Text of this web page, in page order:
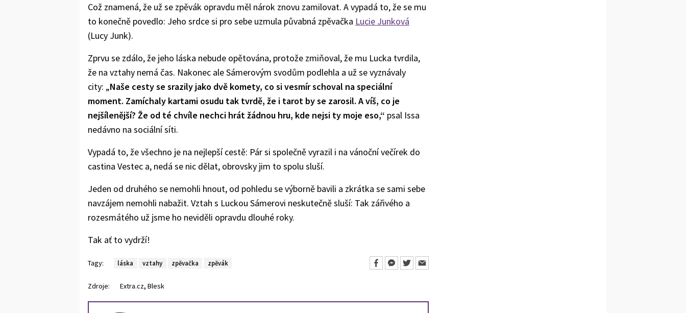
Což znamená, že už se zpěvák opravdu měl nárok znovu zamilovat. A vypadá to, že se mu
to konečně povedlo: Jeho srdce si pro sebe uzmula půvabná zpěvačka Lucie Junková
(Lucy Junk).
Zprvu se zdálo, že jeho láska nebude opětována, protože zmiňoval, že mu Lucka tvrdila,
že na vztahy nemá čas. Nakonec ale Sámerovým svodům podlehla a už se vyznávaly
city: „Naše cesty se srazily jako dvě komety, co si vesmír schoval na speciální
moment. Zamíchaly kartami osudu tak tvrdě, že i tarot by se zarosil. A víš, co je
nejšílenější? Že od té chvíle nechci hrát žádnou hru, kde nejsi ty moje eso,“ psal Issa
nedávno na sociální síti.
Vypadá to, že všechno je na nejlepší cestě: Pár si společně vyrazil i na vánoční večírek do
castina Vestec a, nedá se nic dělat, obrovsky jim to spolu sluší.
Jeden od druhého se nemohli hnout, od pohledu se výborně bavili a zkrátka se sami sebe
navzájem nemohli nabažit. Vztah s Luckou Sámerovi neskutečně sluší: Tak zářivého a
rozesmátého už jsme ho neviděli opravdu dlouhé roky.
Tak ať to vydrží!
Tagy: láska vztahy zpěvačka zpěvák
Zdroje: Extra.cz, Blesk